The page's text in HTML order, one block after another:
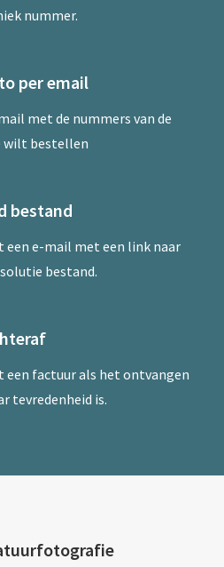
nummer.
per email
met de nummers van de
wilt bestellen
bestand
een e-mail met een link naar
bestand.
een factuur als het ontvangen
tevredenheid is.